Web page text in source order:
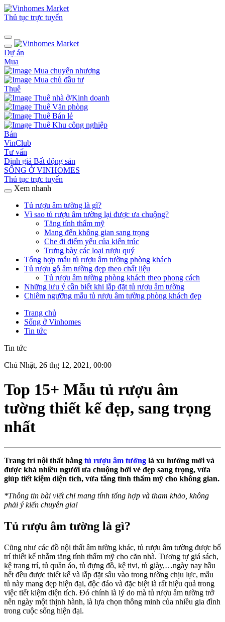
Thủ tục trực tuyến
Dự án
Mua
Mua chuyển nhượng
Mua chủ đầu tư
Thuê
Thuê nhà ở/Kinh doanh
Thuê Văn phòng
Thuê Bán lẻ
Thuê Khu công nghiệp
Bán
VinClub
Tư vấn
Định giá Bất động sản
SỐNG Ở VINHOMES
Thủ tục trực tuyến
Xem nhanh
Tủ rượu âm tường là gì?
Vì sao tủ rượu âm tường lại được ưa chuộng?
Tăng tính thẩm mỹ
Mang đến không gian sang trọng
Che đi điểm yếu của kiến trúc
Trưng bày các loại rượu quý
Tổng hợp mẫu tủ rượu âm tường phòng khách
Tủ rượu gỗ âm tường đẹp theo chất liệu
Tủ rượu âm tường phòng khách theo phong cách
Những lưu ý cần biết khi lắp đặt tủ rượu âm tường
Chiêm ngưỡng mẫu tủ rượu âm tường phòng khách đẹp
Trang chủ
Sống ở Vinhomes
Tin tức
Tin tức
Chủ Nhật, 26 thg 12, 2021, 00:00
Top 15+ Mẫu tủ rượu âm
tường thiết kế đẹp, sang trọng
nhất
Trang trí nội thất bằng tủ rượu âm tường là xu hướng mới và
được khá nhiều người ưa chuộng bởi vẻ đẹp sang trọng, vừa
giúp tiết kiệm diện tích, vừa tăng tính thẩm mỹ cho không gian.
*Thông tin bài viết chỉ mang tính tổng hợp và tham khảo, không
phải ý kiến chuyên gia!
Tủ rượu âm tường là gì?
Cũng như các đồ nội thất âm tường khác, tủ rượu âm tường được bố
trí thiết kế nhằm tăng tính thẩm mỹ cho căn nhà. Tương tự giá sách,
kệ trang trí, tủ quần áo, tủ đựng đồ, kệ tivi, tủ giày,…ngày nay hầu
hết đều được thiết kế và lắp đặt sâu vào trong tường chịu lực, mẫu
tủ này mang đẹp hiện đại, độc đáo và đặc biệt là rất hiệu quả trong
việc tiết kiệm diện tích. Đó chính là lý do mà tủ rượu âm tường trở
nên ngày một thịnh hành, là lựa chọn thông minh của nhiều gia đình
trong cuộc sống hiện đại.